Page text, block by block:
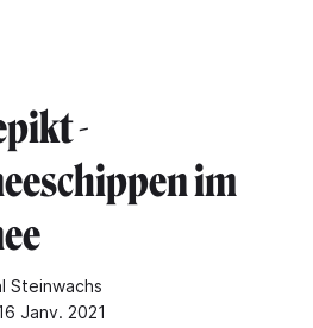
-
im
Steinwachs
Janv. 2021